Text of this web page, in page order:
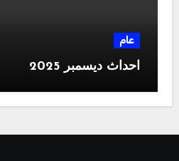
عام
احداث ديسمبر 2025